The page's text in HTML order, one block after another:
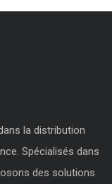
la distribution
Spécialisés dans
des solutions